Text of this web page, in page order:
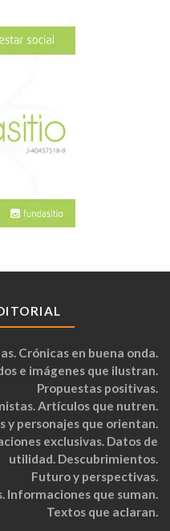
Crónicas en buena onda.
e imágenes que ilustran.
Propuestas positivas.
Artículos que nutren.
y personajes que orientan.
exclusivas. Datos de
utilidad. Descubrimientos.
Futuro y perspectivas.
Informaciones que suman.
Textos que aclaran.